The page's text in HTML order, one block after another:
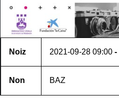
Noiz 2021-09-28 09:00 -
Non BAZ